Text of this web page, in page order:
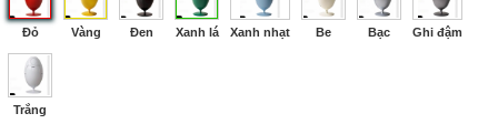
Đỏ Vàng Đen Xanh lá Xanh nhạt Be Bạc Ghi đậm
Trắng